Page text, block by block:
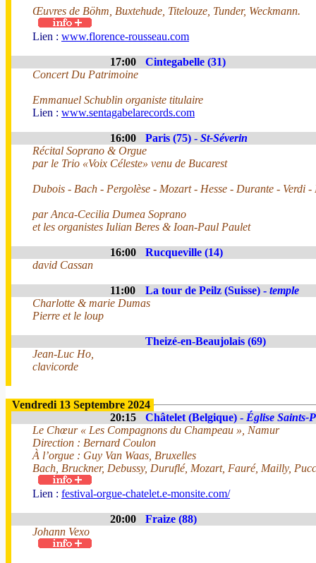
Œuvres de Böhm, Buxtehude, Titelouze, Tunder, Weckmann.
Lien : www.florence-rousseau.com
17:00
Cintegabelle (31)
Concert Du Patrimoine
Emmanuel Schublin organiste titulaire
Lien : www.sentagabelarecords.com
16:00 Paris (75) - St-Séverin
Récital Soprano & Orgue
par le Trio «Voix Céleste» venu de Bucarest
Dubois - Bach - Pergolèse - Mozart - Hesse - Durante - Verdi -
par Anca-Cecilia Dumea Soprano
et les organistes Iulian Beres & Ioan-Paul Paulet
16:00
Rucqueville (14)
david Cassan
11:00 La tour de Peilz (Suisse) - temple
Charlotte & marie Dumas
Pierre et le loup
Theizé-en-Beaujolais (69)
Jean-Luc Ho,
clavicorde
Vendredi 13 Septembre 2024
20:15
Châtelet (Belgique) - Église Saints-
Le Chœur « Les Compagnons du Champeau », Namur
Direction : Bernard Coulon
À l’orgue : Guy Van Waas, Bruxelles
Bach, Bruckner, Debussy, Duruflé, Mozart, Fauré, Mailly,
Lien : festival-orgue-chatelet.e-monsite.com/
20:00
Fraize (88)
Johann Vexo